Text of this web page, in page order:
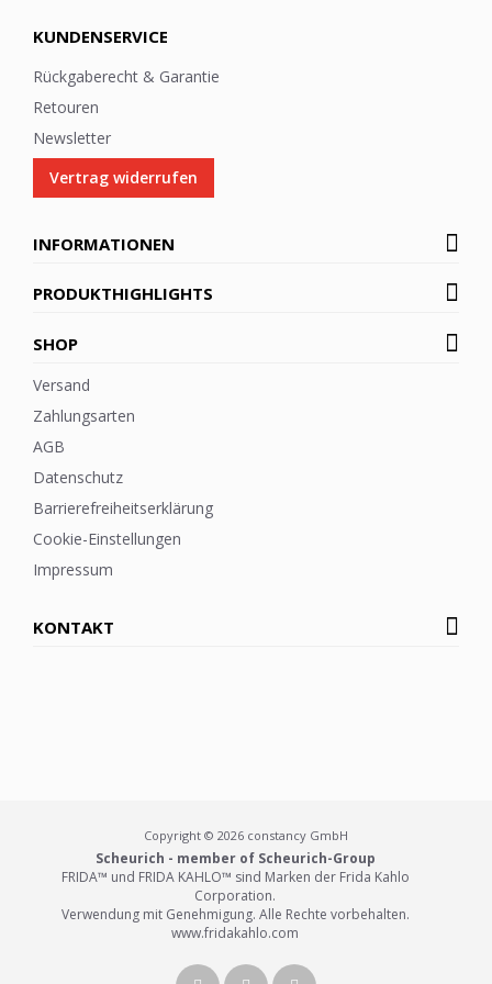
KUNDENSERVICE
Rückgaberecht & Garantie
Retouren
Newsletter
Vertrag widerrufen
INFORMATIONEN
PRODUKTHIGHLIGHTS
SHOP
Versand
Zahlungsarten
AGB
Datenschutz
Barrierefreiheitserklärung
Cookie-Einstellungen
Impressum
KONTAKT
Copyright © 2026 constancy GmbH
Scheurich - member of Scheurich-Group
FRIDA™ und FRIDA KAHLO™ sind Marken der Frida Kahlo
Corporation.
Verwendung mit Genehmigung. Alle Rechte vorbehalten.
www.fridakahlo.com